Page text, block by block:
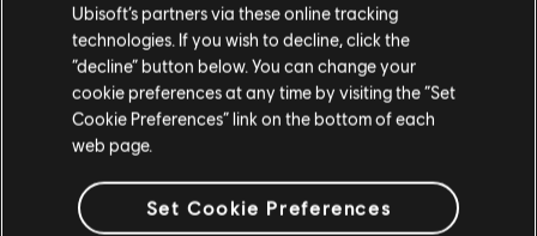
Rester sur le store actuel
Mettre à jour votre localisation
Ubisoft’s partners via these online tracking
technologies. If you wish to decline, click the
“decline” button below. You can change your
cookie preferences at any time by visiting the “Set
Cookie Preferences” link on the bottom of each
web page.
Set Cookie Preferences